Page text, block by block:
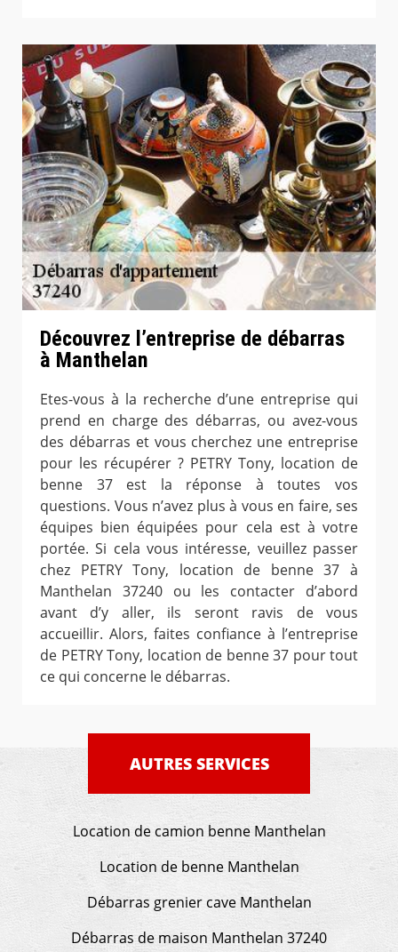
Découvrez l’entreprise de débarras
à Manthelan
Etes-vous à la recherche d’une entreprise qui
prend en charge des débarras, ou avez-vous
des débarras et vous cherchez une entreprise
pour les récupérer ? PETRY Tony, location de
benne 37 est la réponse à toutes vos
questions. Vous n’avez plus à vous en faire, ses
équipes bien équipées pour cela est à votre
portée. Si cela vous intéresse, veuillez passer
chez PETRY Tony, location de benne 37 à
Manthelan 37240 ou les contacter d’abord
avant d’y aller, ils seront ravis de vous
accueillir. Alors, faites confiance à l’entreprise
de PETRY Tony, location de benne 37 pour tout
ce qui concerne le débarras.
AUTRES SERVICES
Location de camion benne Manthelan
Location de benne Manthelan
Débarras grenier cave Manthelan
Débarras de maison Manthelan 37240